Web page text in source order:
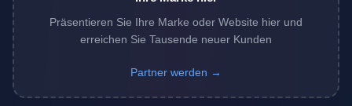
Präsentieren Sie Ihre Marke oder Website hier und
erreichen Sie Tausende neuer Kunden
Partner werden →